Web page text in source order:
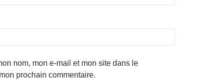
nom, mon e-mail et mon site dans le
prochain commentaire.